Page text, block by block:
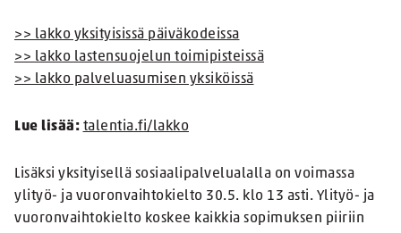
>> lakko yksityisissä päiväkodeissa
>> lakko lastensuojelun toimipisteissä
>> lakko palveluasumisen yksiköissä
Lue lisää: talentia.fi/lakko
Lisäksi yksityisellä sosiaalipalvelualalla on voimassa
ylityö- ja vuoronvaihtokielto 30.5. klo 13 asti. Ylityö- ja
vuoronvaihtokielto koskee kaikkia sopimuksen piiriin